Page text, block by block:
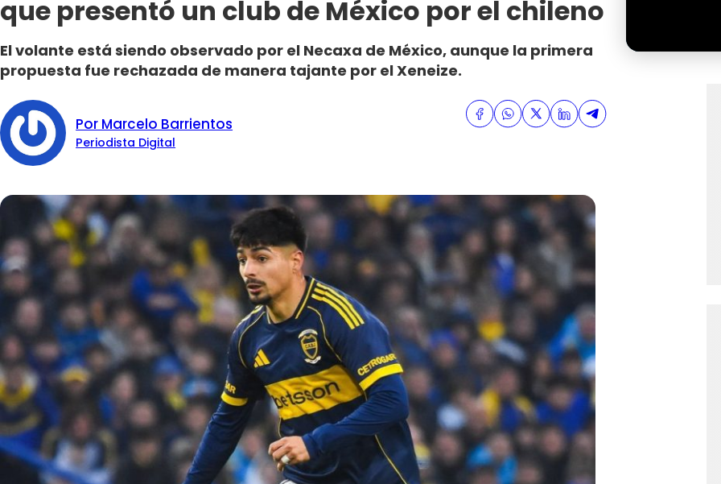
que presentó un club de México por el chileno
El volante está siendo observado por el Necaxa de México, aunque la primera
propuesta fue rechazada de manera tajante por el Xeneize.
Por Marcelo Barrientos
Periodista Digital